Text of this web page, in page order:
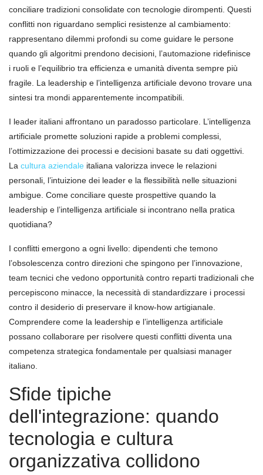
conciliare tradizioni consolidate con tecnologie dirompenti. Questi
conflitti non riguardano semplici resistenze al cambiamento:
rappresentano dilemmi profondi su come guidare le persone
quando gli algoritmi prendono decisioni, l’automazione ridefinisce
i ruoli e l’equilibrio tra efficienza e umanità diventa sempre più
fragile. La leadership e l’intelligenza artificiale devono trovare una
sintesi tra mondi apparentemente incompatibili.
I leader italiani affrontano un paradosso particolare. L’intelligenza
artificiale promette soluzioni rapide a problemi complessi,
l’ottimizzazione dei processi e decisioni basate su dati oggettivi.
La cultura aziendale italiana valorizza invece le relazioni
personali, l’intuizione dei leader e la flessibilità nelle situazioni
ambigue. Come conciliare queste prospettive quando la
leadership e l’intelligenza artificiale si incontrano nella pratica
quotidiana?
I conflitti emergono a ogni livello: dipendenti che temono
l’obsolescenza contro direzioni che spingono per l’innovazione,
team tecnici che vedono opportunità contro reparti tradizionali che
percepiscono minacce, la necessità di standardizzare i processi
contro il desiderio di preservare il know-how artigianale.
Comprendere come la leadership e l’intelligenza artificiale
possano collaborare per risolvere questi conflitti diventa una
competenza strategica fondamentale per qualsiasi manager
italiano.
Sfide tipiche
dell'integrazione: quando
tecnologia e cultura
organizzativa collidono